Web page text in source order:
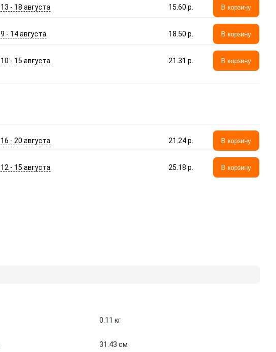
13 - 18 августа 15.60 p. В корзину
9 - 14 августа 18.50 p. В корзину
10 - 15 августа 21.31 p. В корзину
16 - 20 августа 21.24 p. В корзину
12 - 15 августа 25.18 p. В корзину
0.11 кг
31.43 см